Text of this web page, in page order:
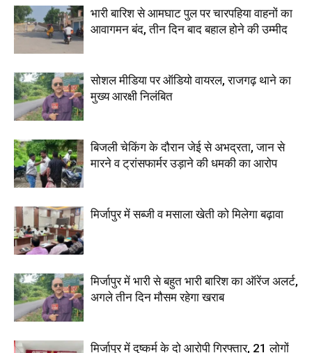
भारी बारिश से आमघाट पुल पर चारपहिया वाहनों का
आवागमन बंद, तीन दिन बाद बहाल होने की उम्मीद
सोशल मीडिया पर ऑडियो वायरल, राजगढ़ थाने का
मुख्य आरक्षी निलंबित
बिजली चेकिंग के दौरान जेई से अभद्रता, जान से
मारने व ट्रांसफार्मर उड़ाने की धमकी का आरोप
मिर्जापुर में सब्जी व मसाला खेती को मिलेगा बढ़ावा
मिर्जापुर में भारी से बहुत भारी बारिश का ऑरेंज अलर्ट,
अगले तीन दिन मौसम रहेगा खराब
मिर्जापुर में दुष्कर्म के दो आरोपी गिरफ्तार, 21 लोगों